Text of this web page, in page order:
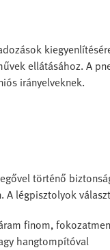
ellátásához. A
irányelveknek.
történő
légpisztolyok
finom,
hangtompítóval